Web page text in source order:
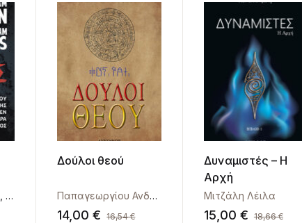
Masterton Graham,Queen Francine Γεωργοπούλου Α. Μαρία
Δούλοι θεού
Παπαγεωργίου Ανδρέας
14,00€ 16,54€
Δυναμιστές – Η
Αρχή
Μιτζάλη Λέιλα
15,00 € 18,66€